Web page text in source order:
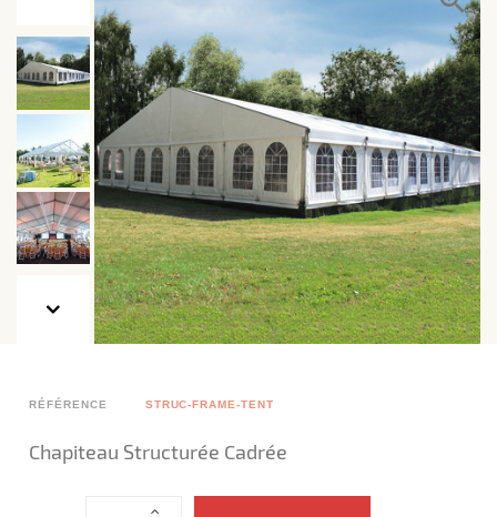
RÉFÉRENCE STRUC-FRAME-TENT
Chapiteau Structurée Cadrée